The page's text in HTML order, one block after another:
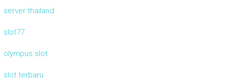
server thailand
slot77
olympus slot
slot terbaru